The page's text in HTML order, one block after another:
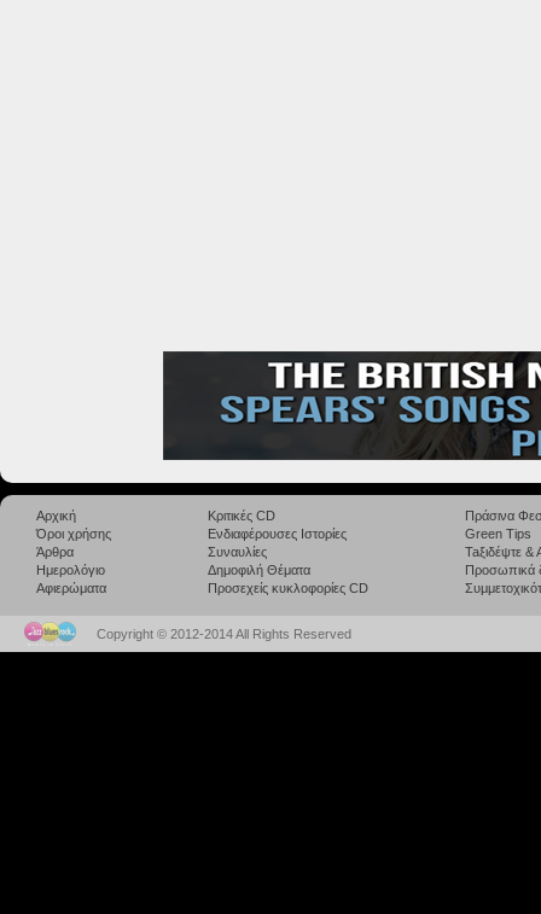
Αρχική
Όροι χρήσης
Άρθρα
Ημερολόγιο
Αφιερώματα
Κριτικές CD
Ενδιαφέρουσες Ιστορίες
Συναυλίες
Δημοφιλή Θέματα
Προσεχείς κυκλοφορίες CD
Πράσινα
Green Tips
Taξιδέψτε
Προσωπικά
Copyright © 2012-2014 All Rights Reserved